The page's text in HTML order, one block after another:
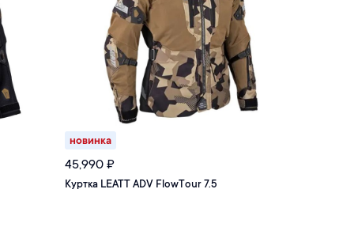
новинка
45,990 ₽
Куртка LEATT ADV FlowTour 7.5